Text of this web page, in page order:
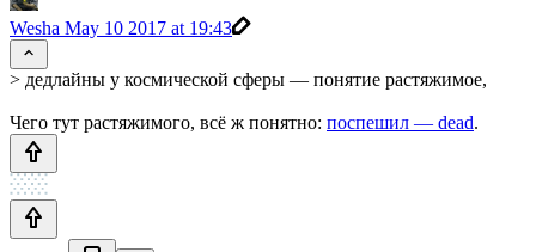
Wesha May 10 2017 at 19:43
> дедлайны у космической сферы — понятие растяжимое,
Чего тут растяжимого, всё ж понятно: поспешил — dead.